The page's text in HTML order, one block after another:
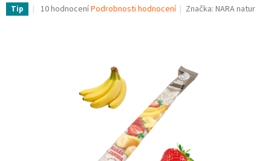
Tip
Průměrné
10 hodnoceníPodrobnosti hodnocení Značka:NARA natur